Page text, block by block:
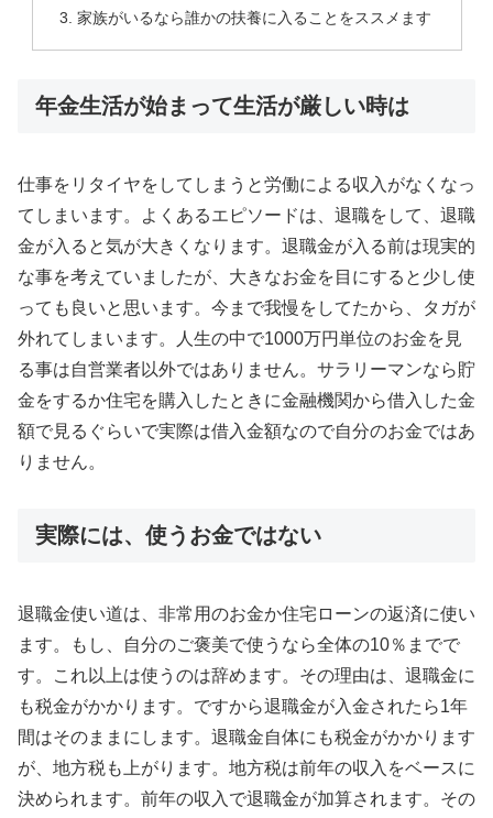
家族がいるなら誰かの扶養に入ることをススメます
年金生活が始まって生活が厳しい時は
仕事をリタイヤをしてしまうと労働による収入がなくなっ
てしまいます。よくあるエピソードは、退職をして、退職
金が入ると気が大きくなります。退職金が入る前は現実的
な事を考えていましたが、大きなお金を目にすると少し使
っても良いと思います。今まで我慢をしてたから、タガが
外れてしまいます。人生の中で1000万円単位のお金を見
る事は自営業者以外ではありません。サラリーマンなら貯
金をするか住宅を購入したときに金融機関から借入した金
額で見るぐらいで実際は借入金額なので自分のお金ではあ
りません。
実際には、使うお金ではない
退職金使い道は、非常用のお金か住宅ローンの返済に使い
ます。もし、自分のご褒美で使うなら全体の10％までで
す。これ以上は使うのは辞めます。その理由は、退職金に
も税金がかかります。ですから退職金が入金されたら1年
間はそのままにします。退職金自体にも税金がかかります
が、地方税も上がります。地方税は前年の収入をベースに
決められます。前年の収入で退職金が加算されます。その